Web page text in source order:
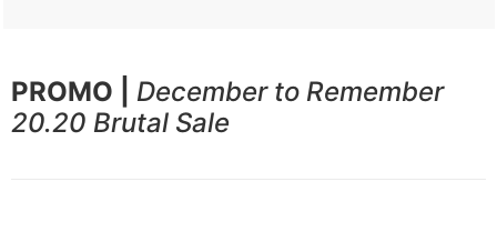
PROMO |
December to Remember
20.20 Brutal Sale